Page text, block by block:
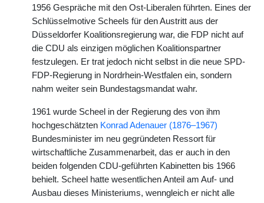
1956 Gespräche mit den Ost-Liberalen führten. Eines der
Schlüsselmotive Scheels für den Austritt aus der
Düsseldorfer Koalitionsregierung war, die FDP nicht auf
die CDU als einzigen möglichen Koalitionspartner
festzulegen. Er trat jedoch nicht selbst in die neue SPD-
FDP-Regierung in Nordrhein-Westfalen ein, sondern
nahm weiter sein Bundestagsmandat wahr.
1961 wurde Scheel in der Regierung des von ihm
hochgeschätzten Konrad Adenauer (1876–1967)
Bundesminister im neu gegründeten Ressort für
wirtschaftliche Zusammenarbeit, das er auch in den
beiden folgenden CDU-geführten Kabinetten bis 1966
behielt. Scheel hatte wesentlichen Anteil am Auf- und
Ausbau dieses Ministeriums, wenngleich er nicht alle